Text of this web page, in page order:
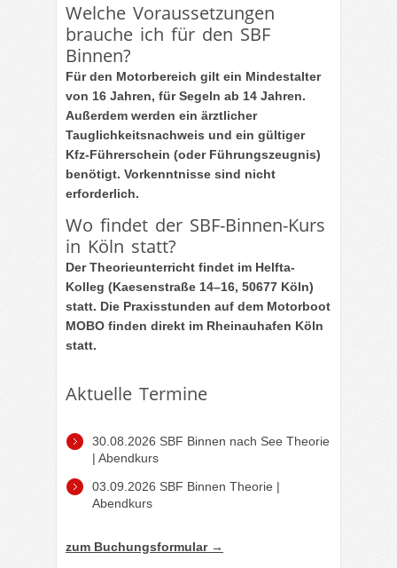
Welche Voraussetzungen
brauche ich für den SBF
Binnen?
Für den Motorbereich gilt ein Mindestalter
von 16 Jahren, für Segeln ab 14 Jahren.
Außerdem werden ein ärztlicher
Tauglichkeitsnachweis und ein gültiger
Kfz-Führerschein (oder Führungszeugnis)
benötigt. Vorkenntnisse sind nicht
erforderlich.
Wo findet der SBF-Binnen-Kurs
in Köln statt?
Der Theorieunterricht findet im Helfta-
Kolleg (Kaesenstraße 14–16, 50677 Köln)
statt. Die Praxisstunden auf dem Motorboot
MOBO finden direkt im Rheinauhafen Köln
statt.
Aktuelle Termine
30.08.2026 SBF Binnen nach See Theorie
| Abendkurs
03.09.2026 SBF Binnen Theorie |
Abendkurs
zum Buchungsformular →